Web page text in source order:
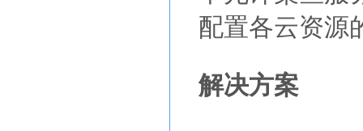
配置各云资源
解决方案